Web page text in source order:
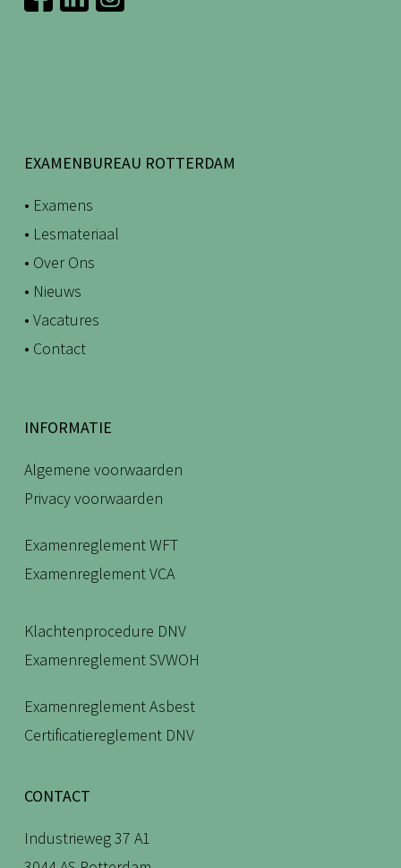
EXAMENBUREAU ROTTERDAM
• Examens
• Lesmateriaal
• Over Ons
• Nieuws
• Vacatures
• Contact
INFORMATIE
Algemene voorwaarden
Privacy voorwaarden
Examenreglement WFT
Examenreglement VCA
Klachtenprocedure DNV
Examenreglement SVWOH
Examenreglement Asbest
Certificatiereglement DNV
CONTACT
Industrieweg 37 A1